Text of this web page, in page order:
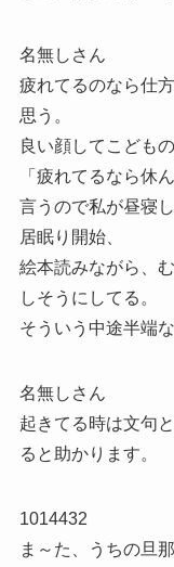
名無しさん
疲れてるのなら仕
思う。
良い顔してこども
「疲れてるなら休
言うので私が昼寝
居眠り開始、
絵本読みながら、
しそうにしてる。
そういう中途半端
名無しさん
起きてる時は文句
ると助かります。
1014432
ま～た、うちの旦